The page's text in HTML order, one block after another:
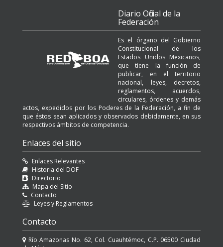
Diario Oficial de la
Federación
Es el órgano del Gobierno
Constitucional de los
Estados Unidos Mexicanos,
que tiene la función de
publicar, en el territorio
nacional, leyes, decretos,
reglamentos, acuerdos,
circulares, órdenes y demás
actos, expedidos por los Poderes de la Federación, a fin de
que éstos sean aplicados y observados debidamente, en sus
respectivos ámbitos de competencia.
Enlaces del sitio
Enlaces Relevantes
Historia del DOF
Directorio
Mapa del Sitio
Contacto
Leyes y Reglamentos
Contacto
Río Amazonas No. 62, Col. Cuauhtémoc, C.P. 06500 Ciudad